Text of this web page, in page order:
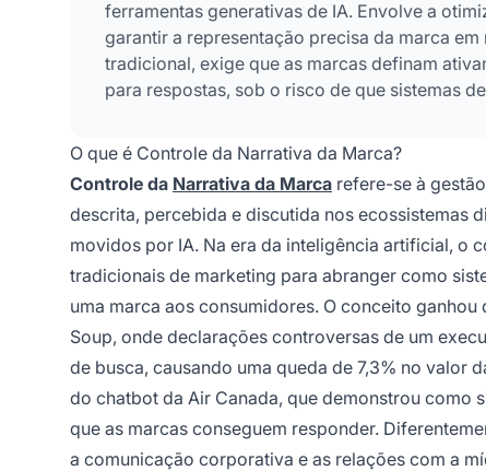
ferramentas generativas de IA. Envolve a
garantir a representação precisa da marca
tradicional, exige que as marcas definam
para respostas, sob o risco de que sistemas
informação para a tomada de decisão do
O que é Controle da Narrativa da Marca?
Controle da Narrativa da Marca refere-se à
descrita, percebida e discutida nos ecossistemas
movidos por IA. Na era da inteligência artificial, o
tradicionais de marketing para abranger como
uma marca aos consumidores. O conceito
Soup, onde declarações controversas de um
de busca, causando uma queda de 7,3% no valor
do chatbot da Air Canada, que demonstrou como
que as marcas conseguem responder.
a comunicação corporativa e as relações com a